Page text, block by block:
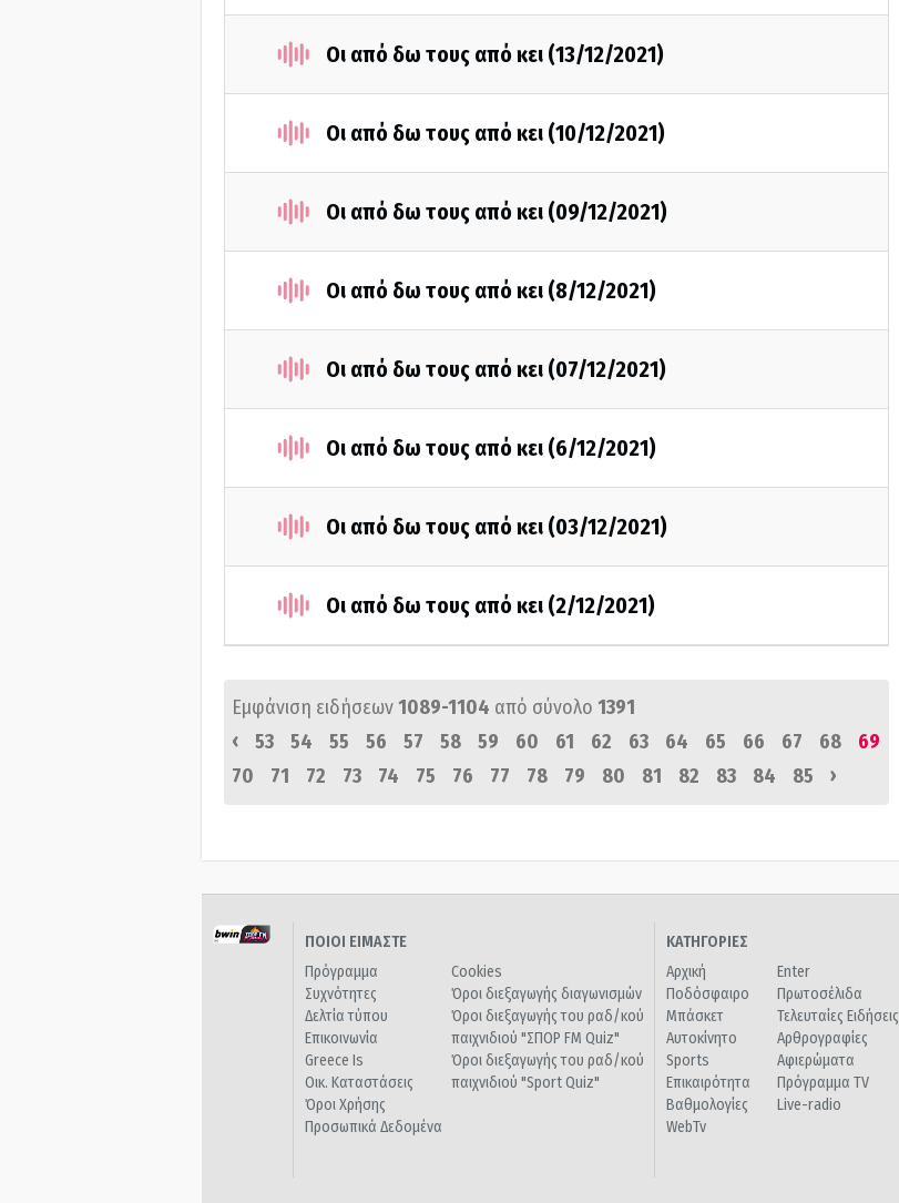
Οι από δω τους από κει (13/12/2021)
Οι από δω τους από κει (10/12/2021)
Οι από δω τους από κει (09/12/2021)
Οι από δω τους από κει (8/12/2021)
Οι από δω τους από κει (07/12/2021)
Οι από δω τους από κει (6/12/2021)
Οι από δω τους από κει (03/12/2021)
Οι από δω τους από κει (2/12/2021)
Εμφάνιση ειδήσεων1089-1104 από σύνολο 1391
‹
53 54 55 56 57 58 59 60 61 62 63 64 65 66 67 68
69
70
71 72 73 74 75 76 77 78 79 80 81 82 83 84 85 ›
ΠΟΙΟΙ ΕΙΜΑΣΤΕ
Πρόγραμμα
Συχνότητες
Δελτία τύπου
Επικοινωνία
Greece Is
Οικ. Καταστάσεις
Όροι Χρήσης
Προσωπικά Δεδομένα
Cookies
Όροι διεξαγωγής διαγωνισμών
Όροι διεξαγωγής του ραδ/κού
παιχνιδιού "ΣΠΟΡ FM Quiz"
Όροι διεξαγωγής του ραδ/κού
παιχνιδιού "Sport Quiz"
ΚΑΤΗΓΟΡΙΕΣ
Αρχική
Ποδόσφαιρο
Μπάσκετ
Αυτοκίνητο
Sports
Επικαιρότητα
Βαθμολογίες
WebTv
Enter
Πρωτοσέλιδα
Τελευταίες Ειδήσεις
Αρθρογραφίες
Αφιερώματα
Πρόγραμμα TV
Live-radio